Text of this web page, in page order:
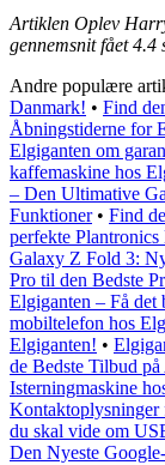
Artiklen Oplev
gennemsnit fået4.4
Andre populære
Danmark! • Find
Åbningstiderne for
Elgiganten om
kaffemaskine hos
– Den Ultimative
Funktioner• Find
perfekte
Galaxy Z Fold 3:
Pro til den Bedste
Elgiganten – Få det
mobiltelefon hos
Elgiganten! •
de Bedste Tilbud
Isterningmaskine
Kontaktoplysninger
du skal vide om
Den Nyeste